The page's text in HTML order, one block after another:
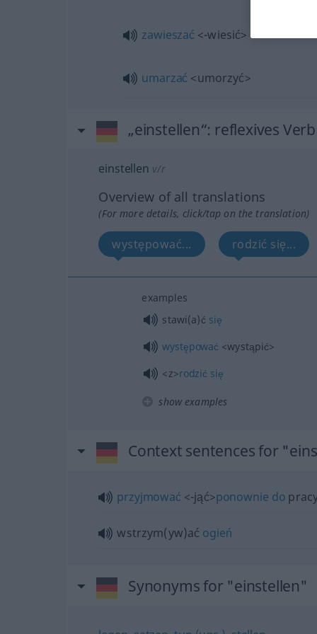
zawieszać <-wiesić>
umarzać <umorzyć>
„einstellen“: reflexives Verb
einstellen v/r
Overview of all translations
(For more details, click/tap on the translation)
występować... rodzić się...
examples
stawi(a)ć się
występować <wystąpić>
<z>rodzić się
show examples
Context sentences for
przyjmować <-jąć>ponownie do
wstrzym(yw)ać ogień
Synonyms for "einstellen"